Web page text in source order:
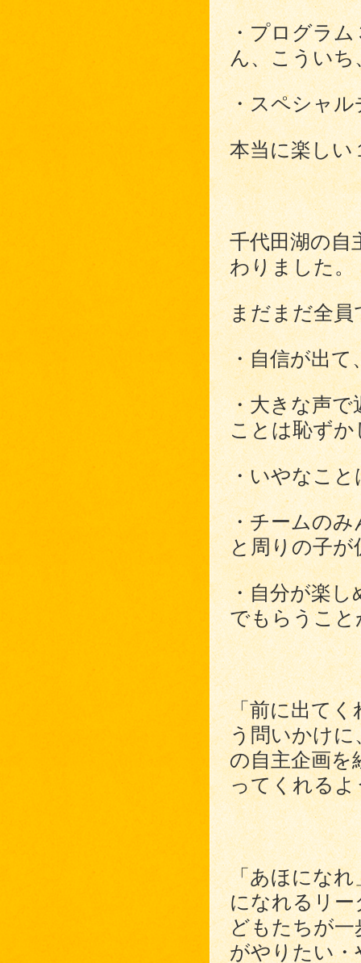
・プログラム
ん、こういち
・スペシャ
本当に楽しい
千代田湖の自
わりました。
まだまだ全員
・自信が出て
・大きな声で
ことは恥ず
・いやなこ
・チームのみ
と周りの子が
・自分が楽し
でもらうこ
「前に出てく
う問いかけに
の自主企画を
ってくれる
「あほになれ
になれるリ
どもたちが一
がやりたい・